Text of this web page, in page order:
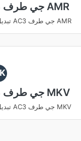
AC3 جي طرف AMR
تبديل ڪريو AC3 جي طرف AMR
AC3 جي طرف MKV
تبديل ڪريو AC3 جي طرف MKV